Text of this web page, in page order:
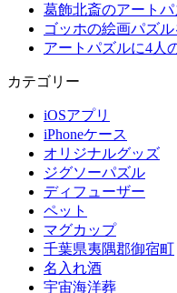
葛飾北斎のアート
ゴッホの絵画パズ
アートパズルに4人
カテゴリー
iOSアプリ
iPhoneケース
オリジナルグッズ
ジグソーパズル
ディフューザー
ペット
マグカップ
千葉県夷隅郡御宿町
名入れ酒
宇宙海洋葬